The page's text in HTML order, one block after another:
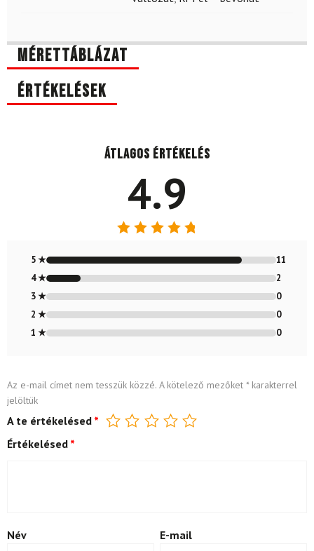
Mérettáblázat
Értékelések
Átlagos értékelés
4.9
4.85/ 5
5 ★
11
4 ★
2
3 ★
0
2 ★
0
1 ★
0
Az e-mail címet nem tesszük közzé. A kötelező mezőket *karakterrel
jelöltük
A te értékelésed *
Értékelésed *
Név E-mail